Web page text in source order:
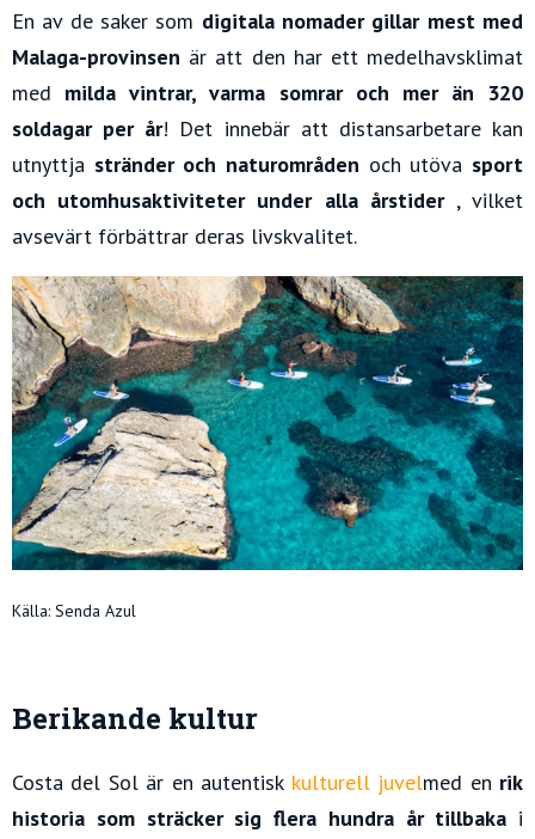
En av de saker som digitala nomader gillar mest med
Malaga-provinsen är att den har ett medelhavsklimat
med milda vintrar, varma somrar och mer än 320
soldagar per år! Det innebär att distansarbetare kan
utnyttja stränder och naturområden och utöva sport
och utomhusaktiviteter under alla årstider, vilket
avsevärt förbättrar deras livskvalitet.
Källa: Senda Azul
Berikande kultur
Costa del Sol är en autentisk kulturell juvelmed en rik
historia som sträcker sig flera hundra år tillbaka i